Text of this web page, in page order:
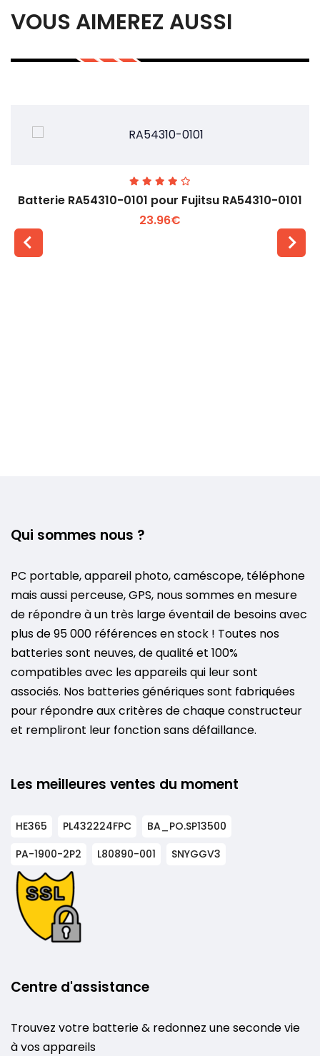
VOUS AIMEREZ AUSSI
Batterie RA54310-0101 pour Fujitsu RA54310-0101
23.96€
Qui sommes nous ?
PC portable, appareil photo, caméscope, téléphone
mais aussi perceuse, GPS, nous sommes en mesure
de répondre à un très large éventail de besoins avec
plus de 95 000 références en stock ! Toutes nos
batteries sont neuves, de qualité et 100%
compatibles avec les appareils qui leur sont
associés. Nos batteries génériques sont fabriquées
pour répondre aux critères de chaque constructeur
et rempliront leur fonction sans défaillance.
Les meilleures ventes du moment
HE365 PL432224FPC
BA_PO.SP13500
PA-1900-2P2
L80890-001 SNYGGV3
Centre d'assistance
Trouvez votre batterie & redonnez une seconde vie
à vos appareils